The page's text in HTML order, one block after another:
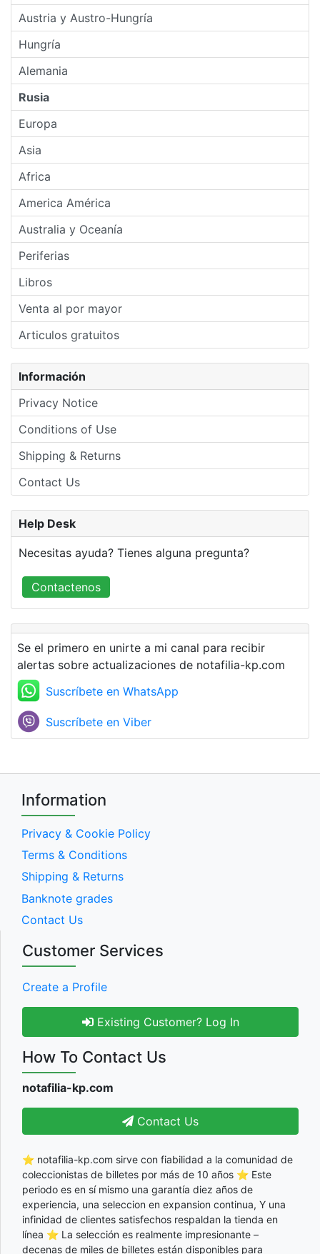
Austria y Austro-Hungría
Hungría
Alemania
Rusia
Europa
Asia
Africa
America América
Australia y Oceanía
Periferias
Libros
Venta al por mayor
Articulos gratuitos
Información
Privacy Notice
Conditions of Use
Shipping & Returns
Contact Us
Help Desk
Necesitas ayuda? Tienes alguna pregunta?
Contactenos
Se el primero en unirte a mi canal para recibir
alertas sobre actualizaciones de notafilia-kp.com
Suscríbete en WhatsApp
Suscríbete en Viber
Information
Privacy & Cookie Policy
Terms & Conditions
Shipping & Returns
Banknote grades
Contact Us
Customer Services
Create a Profile
Existing Customer? Log In
How To Contact Us
notafilia-kp.com
Contact Us
⭐ notafilia-kp.com sirve con fiabilidad a la comunidad de
coleccionistas de billetes por más de 10 años ⭐ Este
periodo es en sí mismo una garantía diez años de
experiencia, una seleccion en expansion continua, Y una
infinidad de clientes satisfechos respaldan la tienda en
línea ⭐ La selección es realmente impresionante –
decenas de miles de billetes están disponibles para